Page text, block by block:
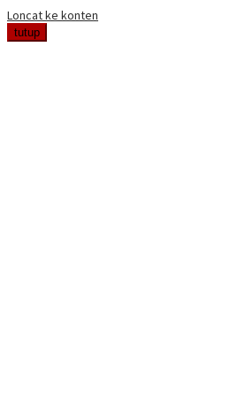
Loncat ke konten
tutup